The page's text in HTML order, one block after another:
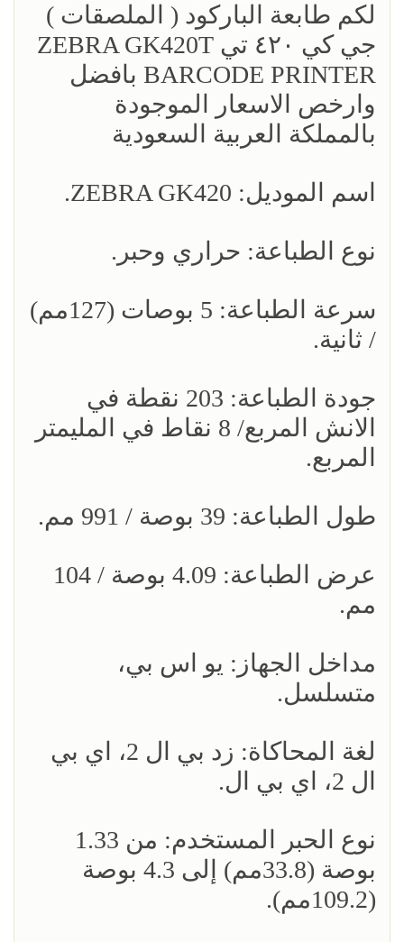
لكم طابعة الباركود ( الملصقات )
جي كي ٤٢٠ تي ZEBRA GK420T
BARCODE PRINTER بافضل
وارخص الاسعار الموجودة
بالمملكة العربية السعودية
اسم الموديل: ZEBRA GK420.
نوع الطباعة: حراري وحبر.
سرعة الطباعة: 5 بوصات (127مم)
/ ثانية.
جودة الطباعة: 203 نقطة في
الانش المربع/ 8 نقاط في المليمتر
المربع.
طول الطباعة: 39 بوصة / 991 مم.
عرض الطباعة: 4.09 بوصة / 104
مم.
مداخل الجهاز: يو اس بي،
متسلسل.
لغة المحاكاة: زد بي ال 2، اي بي
ال 2، اي بي ال.
نوع الحبر المستخدم: من 1.33
بوصة (33.8مم) إلى 4.3 بوصة
(109.2مم).